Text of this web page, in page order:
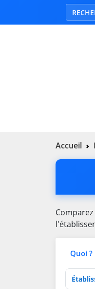
Accueil
Quoi ?
Type